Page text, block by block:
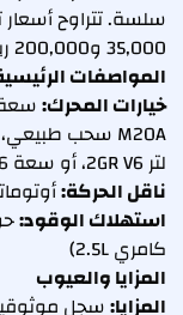
سلسة. تتراوح
35,000 و200,000 ريال بحسب الطراز والعمر.
المواصفات
خيارات المحرك:
لتر 2GR V6، أو سعة 4.6 لتر 1UR-FE V8 بحسب الطراز
ناقل الحركة:أوتوماتيكي من 6 أو
استهلاك الوقود:
كامري 2.5L)
المزايا والعيوب
المزايا:سجل